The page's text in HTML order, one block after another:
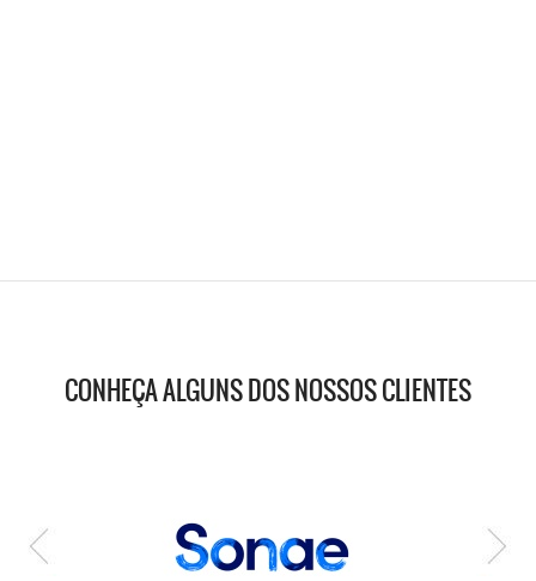
CONHEÇA ALGUNS DOS NOSSOS CLIENTES